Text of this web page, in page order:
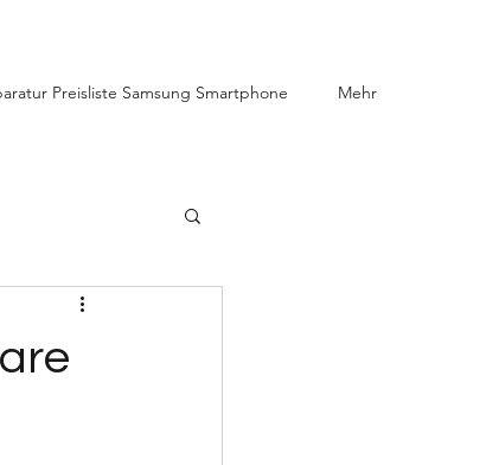
Preisliste Samsung Smartphone Mehr